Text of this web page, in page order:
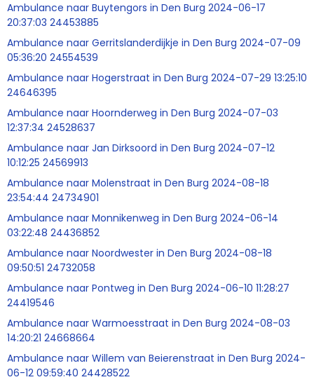
Ambulance naar Buytengors in Den Burg 2024-06-17
20:37:03 24453885
Ambulance naar Gerritslanderdijkje in Den Burg 2024-07-09
05:36:20 24554539
Ambulance naar Hogerstraat in Den Burg 2024-07-29 13:25:10
24646395
Ambulance naar Hoornderweg in Den Burg 2024-07-03
12:37:34 24528637
Ambulance naar Jan Dirksoord in Den Burg 2024-07-12
10:12:25 24569913
Ambulance naar Molenstraat in Den Burg 2024-08-18
23:54:44 24734901
Ambulance naar Monnikenweg in Den Burg 2024-06-14
03:22:48 24436852
Ambulance naar Noordwester in Den Burg 2024-08-18
09:50:51 24732058
Ambulance naar Pontweg in Den Burg 2024-06-10 11:28:27
24419546
Ambulance naar Warmoesstraat in Den Burg 2024-08-03
14:20:21 24668664
Ambulance naar Willem van Beierenstraat in Den Burg 2024-
06-12 09:59:40 24428522